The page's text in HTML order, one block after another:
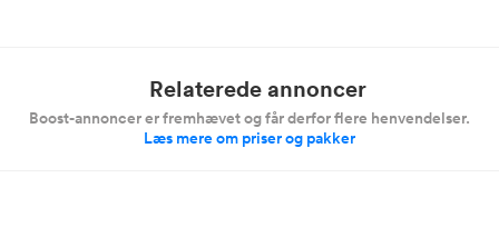
Relaterede annoncer
Boost-annoncer er fremhævet og får derfor flere henvendelser.
Læs mere om priser og pakker